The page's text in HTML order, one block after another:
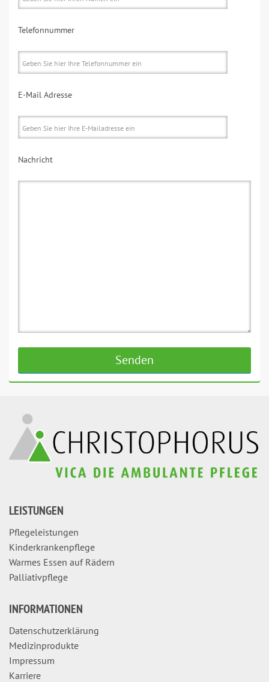
Telefonnummer
E-Mail Adresse
Nachricht
LEISTUNGEN
Pflegeleistungen
Kinderkrankenpflege
Warmes Essen auf Rädern
Palliativpflege
INFORMATIONEN
Datenschutzerklärung
Medizinprodukte
Impressum
Karriere